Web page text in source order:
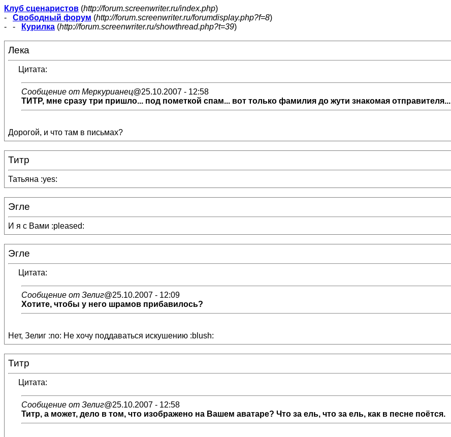
Клуб сценаристов (http://forum.screenwriter.ru/index.php)
- Свободный форум (http://forum.screenwriter.ru/forumdisplay.php?f=8)
- -
Курилка (http://forum.screenwriter.ru/showthread.php?t=39)
Лека
Цитата:
Сообщение от Меркурианец@25.10.2007 - 12:58
ТИТР, мне сразу три пришло... под пометкой спам... вот только фамилия до жути знакомая отправителя...
Дорогой, и что там в письмах?
Титр
Татьяна :yes:
Эгле
И я с Вами :pleased:
Эгле
Цитата:
Сообщение от Зелиг@25.10.2007 - 12:09
Хотите, чтобы у него шрамов прибавилось?
Нет, Зелиг :no: Не хочу поддаваться искушению :blush:
Титр
Цитата:
Сообщение от Зелиг@25.10.2007 - 12:58
Титр, а может, дело в том, что изображено на Вашем аватаре? Что за ель, что за ель, как в песне поётся.